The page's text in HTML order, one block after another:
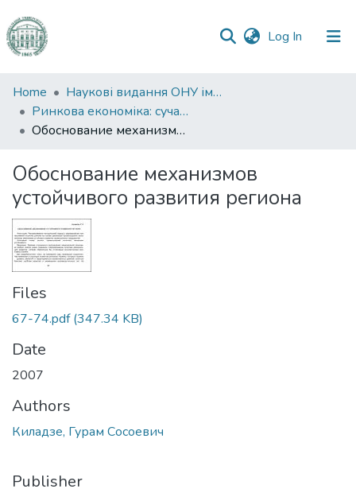
Log In (current)
Communities
&
Collections
Statistics
Home
Наукові видання ОНУ імені І. І. Мечникова
Ринкова економіка: сучасна теорія і практика управління
Обоснование механизмов устойчивого развития региона
Обоснование механизмов
устойчивого развития региона
Files
67-74.pdf(347.34 KB)
Date
2007
Authors
Киладзе, Гурам Сосоевич
Publisher